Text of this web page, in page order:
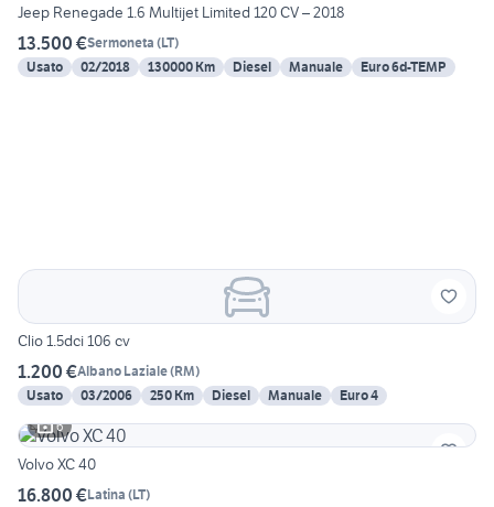
Jeep Renegade 1.6 Multijet Limited 120 CV – 2018
13.500 €Sermoneta (LT)
Usato
02/2018 130000 Km Diesel Manuale Euro 6d-TEMP
Clio 1.5dci 106 cv
1.200 €Albano Laziale(RM)
Usato
03/2006 250 Km Diesel Manuale
Euro 4
6
Volvo XC 40
16.800 €Latina (LT)